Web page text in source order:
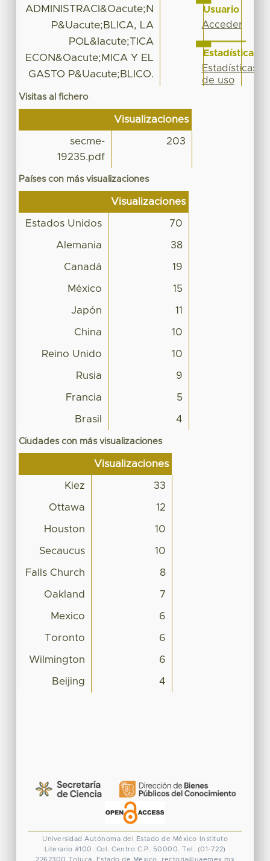
ADMINISTRACI&Oacute;N
P&Uacute;BLICA, LA
POL&Iacute;TICA
ECON&Oacute;MICA Y EL
GASTO P&Uacute;BLICO.
Visitas al fichero
Visualizaciones
secme-
19235.pdf
203
Países con más visualizaciones
Visualizaciones
Estados Unidos 70
Alemania 38
Canadá 19
México 15
Japón 11
China 10
Reino Unido 10
Rusia 9
Francia 5
Brasil 4
Ciudades con más visualizaciones
Visualizaciones
Kiez 33
Ottawa 12
Houston 10
Secaucus 10
Falls Church 8
Oakland 7
Mexico 6
Toronto 6
Wilmington 6
Beijing 4
Usuario
Acceder
Estadísticas
Estadísticas
de uso
Universidad Autónoma del Estado de México
Instituto
Literario #100. Col. Centro C.P. 50000. Tel. (01-722)
2262300 Toluca, Estado de México. rectoria@uaemex.mx